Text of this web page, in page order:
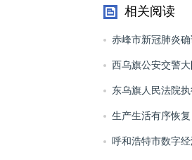
相关阅读
赤峰市新冠肺炎
西乌旗公安交警
交通违法行为专项
东乌旗人民法院
任纠纷案件
生产生活有序恢
2020年鄂尔多斯市
呼和浩特市数字